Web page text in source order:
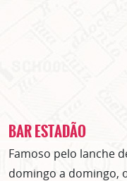
BAR ESTADÃO
Famoso pelo lanche
domingo a domingo,